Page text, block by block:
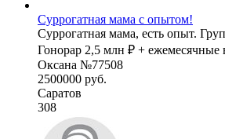
Суррогатная мама с опытом!
Суррогатная мама, есть опыт.
Гонорар 2,5 млн ₽ + ежемесячные
Оксана №77508
2500000 руб.
Саратов
308